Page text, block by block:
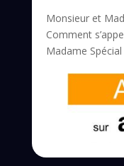
Monsieur et
Comment
Madame Spécial